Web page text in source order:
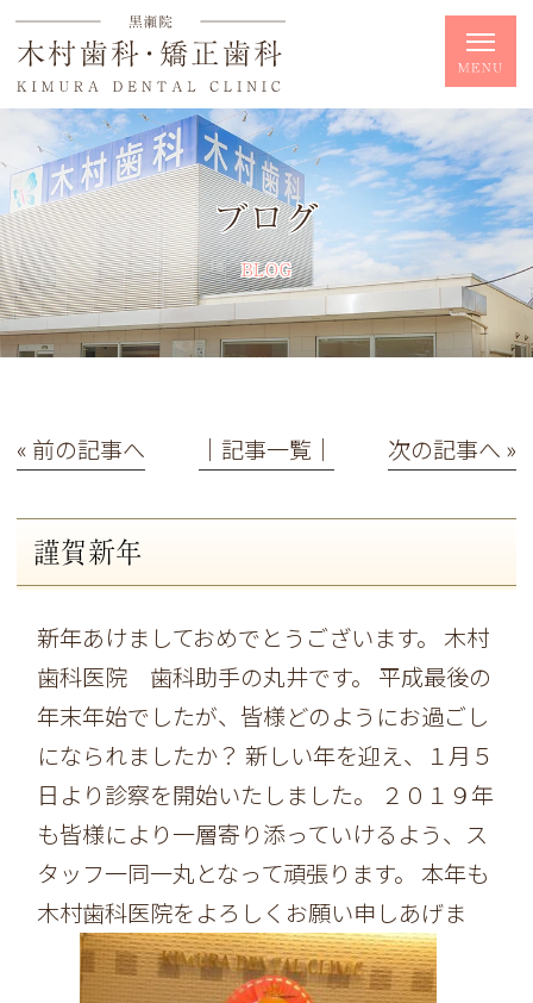
ブログ
BLOG
« 前の記事へ │記事一覧│ 次の記事へ »
謹賀新年
新年あけましておめでとうございます。 木村
歯科医院 歯科助手の丸井です。 平成最後の
年末年始でしたが、皆様どのようにお過ごし
になられましたか？ 新しい年を迎え、１月５
日より診察を開始いたしました。 ２０１９年
も皆様により一層寄り添っていけるよう、ス
タッフ一同一丸となって頑張ります。 本年も
木村歯科医院をよろしくお願い申しあげま